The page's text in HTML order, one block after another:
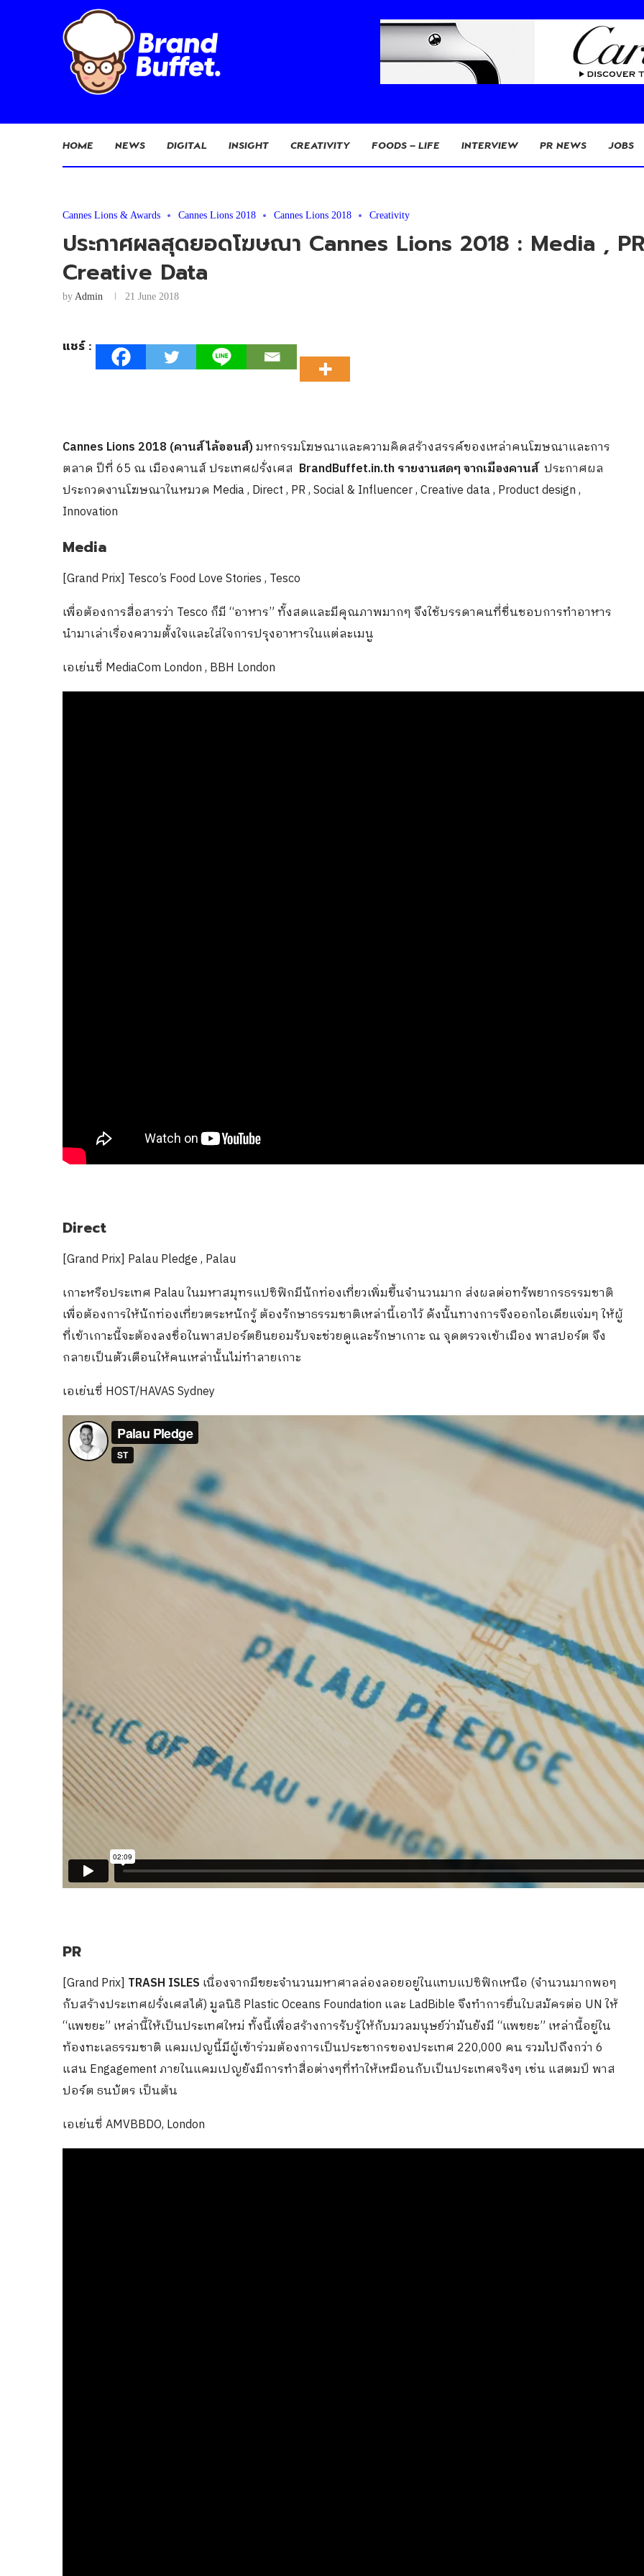
HOME NEWS DIGITAL INSIGHT CREATIVITY FOODS – LIFE INTERVIEW PR NEWS JOBS
Cannes Lions & Awards Cannes Lions 2018 Cannes Lions 2018 Creativity
ประกาศผลสุดยอดโฆษณา Cannes Lions 2018 : Media ,
Creative Data
by Admin 21 June 2018
แชร์ :
Cannes Lions 2018 (คานส์ ไล้ออนส์)มหกรรมโฆษณาและความคิดสร้างสรรค์ของเหล่าคนโฆษณาและการ
ตลาด ปีที่ 65 ณ เมืองคานส์ ประเทศฝรั่งเศส BrandBuffet.in.th รายงานสดๆ จากเมืองคานส์ ประกาศผล
ประกวดงานโฆษณาในหมวด Media , Direct , PR , Social & Influencer , Creative data , Product design ,
Innovation
Media
[Grand Prix] Tesco’s Food Love Stories , Tesco
เพื่อต้องการสื่อสารว่า Tesco ก็มี “อาหาร” ทั้งสดและมีคุณภาพมากๆ จึงใช้บรรดาคนที่ชื่นชอบการทำอาหาร
นำมาเล่าเรื่องความตั้งใจและใส่ใจการปรุงอาหารในแต่ละเมนู
เอเย่นซี่ MediaCom London , BBH London
Direct
[Grand Prix] Palau Pledge , Palau
เกาะหรือประเทศ Palau ในมหาสมุทรแปซิฟิกมีนักท่องเที่ยวเพิ่มขึ้นจำนวนมาก ส่งผลต่อทรัพยากรธรรมชาติ
เพื่อต้องการให้นักท่องเที่ยวตระหนักรู้ ต้องรักษาธรรมชาติเหล่านี้เอาไว้ ดังนั้นทางการจึงออกไอเดียแจ่มๆ ให้ผู้
ที่เข้าเกาะนี้จะต้องลงชื่อในพาสปอร์ตยินยอมรับจะช่วยดูและรักษาเกาะ ณ จุดตรวจเข้าเมือง พาสปอร์ต จึง
กลายเป็นตัวเตือนให้คนเหล่านั้นไม่ทำลายเกาะ
เอเย่นซี่ HOST/HAVAS Sydney
PR
[Grand Prix] TRASH ISLES เนื่องจากมีขยะจำนวนมหาศาลล่องลอยอยู่ในแทบแปซิฟิกเหนือ (จำนวนมากพอๆ
กับสร้างประเทศฝรั่งเศสได้) มูลนิธิ Plastic Oceans Foundation และ LadBible จึงทำการยื่นใบสมัครต่อ UN ให้
“แพขยะ” เหล่านี้ให้เป็นประเทศใหม่ ทั้งนี้เพื่อสร้างการรับรู้ให้กับมวลมนุษย์ว่ามันยังมี “แพขยะ” เหล่านี้อยู่ใน
ท้องทะเลธรรมชาติ แคมเปญนี้มีผู้เข้าร่วมต้องการเป็นประชากรของประเทศ 220,000 คน รวมไปถึงกว่า 6
แสน Engagement ภายในแคมเปญยังมีการทำสื่อต่างๆที่ทำให้เหมือนกับเป็นประเทศจริงๆ เช่น แสตมป์ พาส
ปอร์ต ธนบัตร เป็นต้น
เอเย่นซี่ AMVBBDO, London